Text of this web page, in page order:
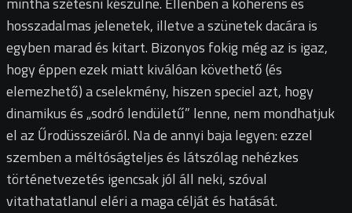
hosszadalmas jelenetek, illetve a szünetek dacára is
egyben marad és kitart. Bizonyos fokig még az is igaz,
hogy éppen ezek miatt kiválóan követhető (és
elemezhető) a cselekmény, hiszen speciel azt, hogy
dinamikus és „sodró lendületű” lenne, nem mondhatjuk
el az Űrodüsszeiáról. Na de annyi baja legyen: ezzel
szemben a méltóságteljes és látszólag nehézkes
történetvezetés igencsak jól áll neki, szóval
vitathatatlanul eléri a maga célját és hatását.